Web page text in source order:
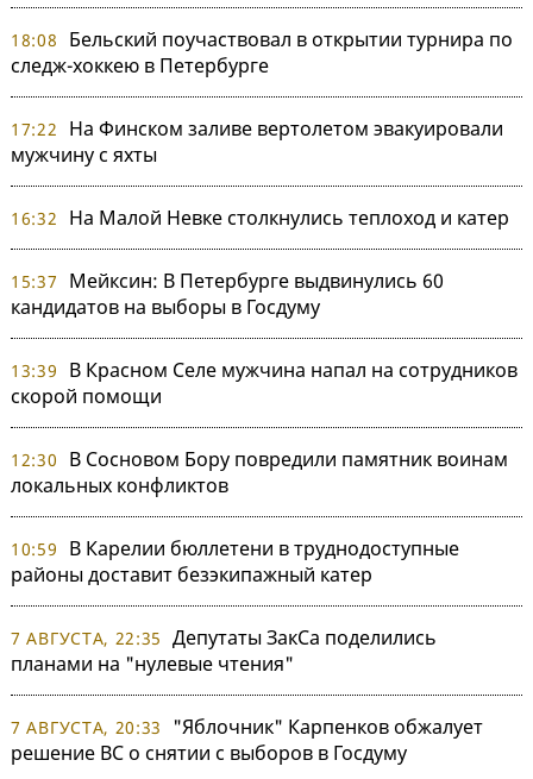
18:08
Бельский поучаствовал в открытии турнира по
следж-хоккею в Петербурге
17:22
На Финском заливе вертолетом эвакуировали
мужчину с яхты
16:32 На Малой Невке столкнулись теплоход и катер
15:37
Мейксин: В Петербурге выдвинулись 60
кандидатов на выборы в Госдуму
13:39
В Красном Селе мужчина напал на сотрудников
скорой помощи
12:30
В Сосновом Бору повредили памятник воинам
локальных конфликтов
10:59
В Карелии бюллетени в труднодоступные
районы доставит безэкипажный катер
7 АВГУСТА, 22:35 Депутаты ЗакСа поделились
планами на "нулевые чтения"
7 АВГУСТА, 20:33
"Яблочник" Карпенков обжалует
решение ВС о снятии с выборов в Госдуму